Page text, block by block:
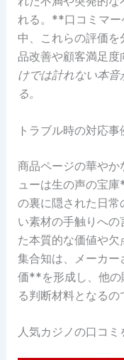
れる。**口コミマ
中、これらの評価
品改善や顧客満足度
けでは計れない本
る。
トラブル時の対応事
商品ページの華や
ューは生の声の宝
の裏に隠された日
い素材の手触りへ
た本質的な価値や
集合知は、メーカ
価**を形成し、他の
る判断材料となるの
人気カジノの口コミ